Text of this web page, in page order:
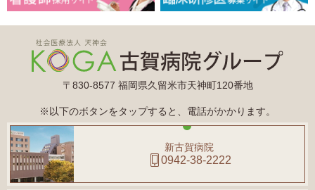
〒830-8577 福岡県久留米市天神町120番地
※以下のボタンをタップすると、電話がかかります。
新古賀病院
0942-38-2222